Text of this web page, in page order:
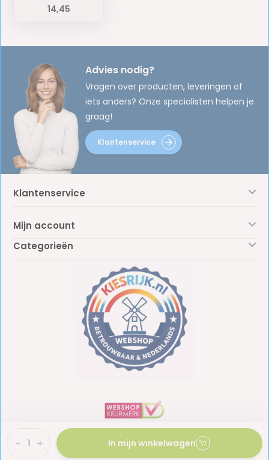
+
- In mijn winkelwagen
14,45
Advies nodig?
Vragen over producten, leveringen of
iets anders? Onze specialisten helpen je
graag!
Klantenservice
Klantenservice
Mijn account
Categorieën
BTW: NL861887438B01 © Copyright 2026 - Kiesrijk